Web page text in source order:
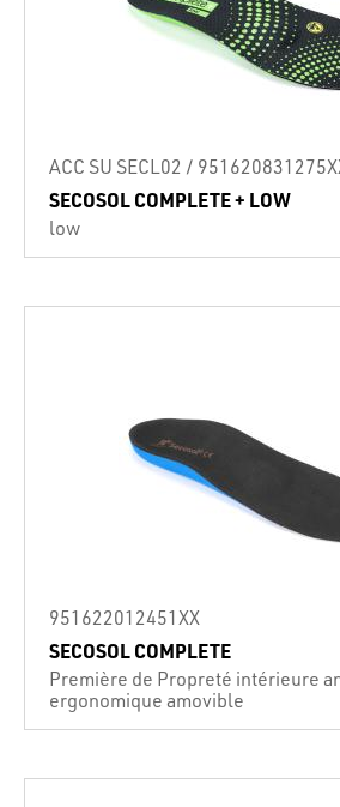
ACC SU SECL02 /
SECOSOL COMPLETE + LOW
low
951622012451XX
SECOSOL COMPLETE
Première de Propreté intérieure
ergonomique amovible